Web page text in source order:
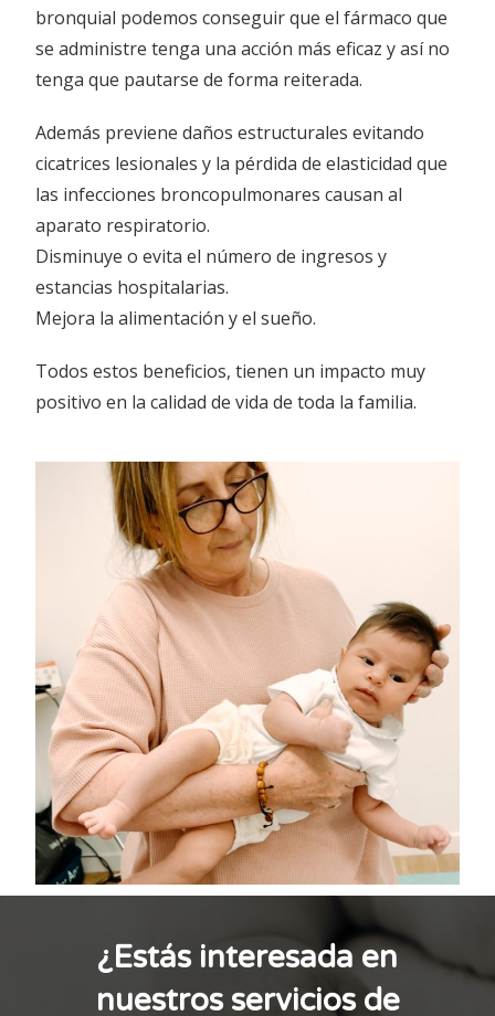
bronquial podemos conseguir que el fármaco que
se administre tenga una acción más eficaz y así no
tenga que pautarse de forma reiterada.
Además previene daños estructurales evitando
cicatrices lesionales y la pérdida de elasticidad que
las infecciones broncopulmonares causan al
aparato respiratorio.
Disminuye o evita el número de ingresos y
estancias hospitalarias.
Mejora la alimentación y el sueño.
Todos estos beneficios, tienen un impacto muy
positivo en la calidad de vida de toda la familia.
¿Estás interesada en
nuestros servicios de